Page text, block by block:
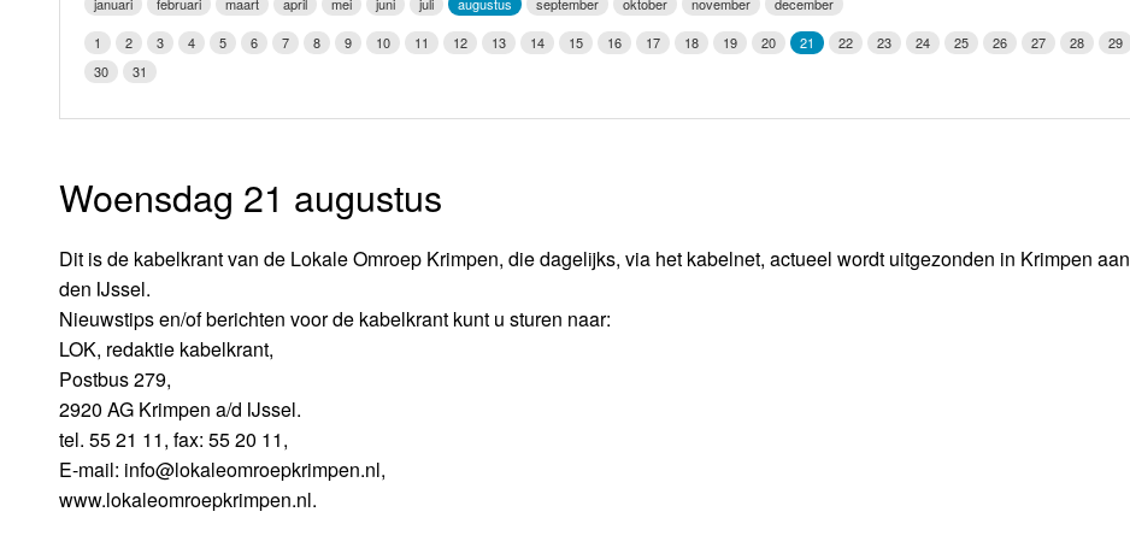
Vrijdag
LOK schijf
Oude LOK programma's
Weerman
1
2 3 4 5 6 7 8 9 10 11 12 13 14 15 16 17 18 19 20 21 22 23 24 25 26 27 28
29
30
31
Woensdag 21 augustus
Dit is de kabelkrant van de Lokale Omroep Krimpen, die dagelijks, via het kabelnet, actueel wordt uitgezonden in Krimpen aan
den IJssel.
Nieuwstips en/of berichten voor de kabelkrant kunt u sturen naar:
LOK, redaktie kabelkrant,
Postbus 279,
2920 AG Krimpen a/d IJssel.
tel. 55 21 11, fax: 55 20 11,
E-mail: info@lokaleomroepkrimpen.nl,
www.lokaleomroepkrimpen.nl.